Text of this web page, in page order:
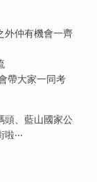
外仲有機會一齊
帶大家一同考
頭、藍山國家公
‧‧‧